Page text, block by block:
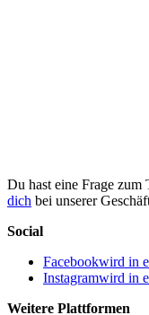
Du hast eine Frage zum
dich bei unserer
Social
Facebookwird in
Instagramwird in
Weitere Plattformen